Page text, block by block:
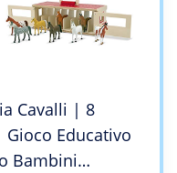
Cavalli | 8
Gioco Educativo
Bambini